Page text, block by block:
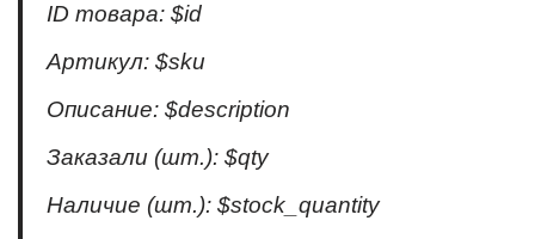
ID товара: $id
Артикул: $sku
Описание: $description
Заказали (шт.): $qty
Наличие (шт.): $stock_quantity